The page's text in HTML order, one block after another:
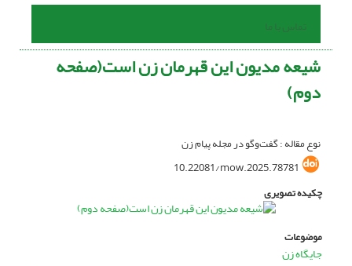
تماس با ما
شیعه مدیون این قهرمان زن است(صفحه
دوم)
نوع مقاله : گفت‌وگو در مجله پیام زن
10.22081/mow.2025.78781
چکیده تصویری
موضوعات
جایگاه زن